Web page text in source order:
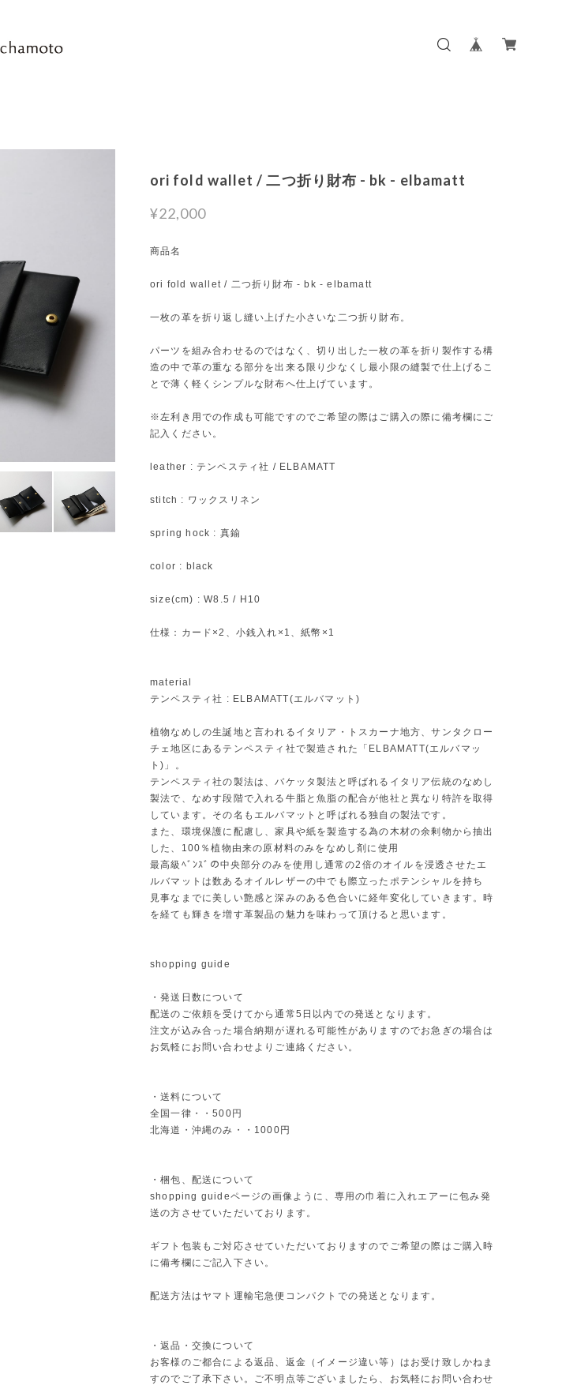
ori fold wallet / 二つ折り財布 - bk - elbamatt
¥22,000
商品名
ori fold wallet / 二つ折り財布 - bk - elbamatt
一枚の革を折り返し縫い上げた小さいな二つ折り財布。
パーツを組み合わせるのではなく、切り出した一枚の革を折り製作する構
造の中で革の重なる部分を出来る限り少なくし最小限の縫製で仕上げるこ
とで薄く軽くシンプルな財布へ仕上げています。
※左利き用での作成も可能ですのでご希望の際はご購入の際に備考欄にご
記入ください。
leather : テンペスティ社 / ELBAMATT
stitch : ワックスリネン
spring hock : 真鍮
color : black
size(cm) : W8.5 / H10
仕様：カード×2、小銭入れ×1、紙幣×1
material
テンペスティ社 : ELBAMATT(エルバマット)
植物なめしの生誕地と言われるイタリア・トスカーナ地方、サンタクロー
チェ地区にあるテンペスティ社で製造された「ELBAMATT(エルバマッ
ト)」。
テンペスティ社の製法は、バケッタ製法と呼ばれるイタリア伝統のなめし
製法で、なめす段階で入れる牛脂と魚脂の配合が他社と異なり特許を取得
しています。その名もエルバマットと呼ばれる独自の製法です。
また、環境保護に配慮し、家具や紙を製造する為の木材の余剰物から抽出
した、100％植物由来の原材料のみをなめし剤に使用
最高級ﾍﾞﾝｽﾞの中央部分のみを使用し通常の2倍のオイルを浸透させたエ
ルバマットは数あるオイルレザーの中でも際立ったポテンシャルを持ち
見事なまでに美しい艶感と深みのある色合いに経年変化していきます。時
を経ても輝きを増す革製品の魅力を味わって頂けると思います。
shopping guide
・発送日数について
配送のご依頼を受けてから通常5日以内での発送となります。
注文が込み合った場合納期が遅れる可能性がありますのでお急ぎの場合は
お気軽にお問い合わせよりご連絡ください。
・送料について
全国一律・・500円
北海道・沖縄のみ・・1000円
・梱包、配送について
shopping guideページの画像ように、専用の巾着に入れエアーに包み発
送の方させていただいております。
ギフト包装もご対応させていただいておりますのでご希望の際はご購入時
に備考欄にご記入下さい。
配送方法はヤマト運輸宅急便コンパクトでの発送となります。
・返品・交換について
お客様のご都合による返品、返金（イメージ違い等）はお受け致しかねま
すのでご了承下さい。ご不明点等ございましたら、お気軽にお問い合わせ